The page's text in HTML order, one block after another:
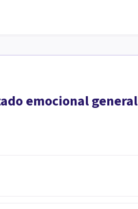
emocional general